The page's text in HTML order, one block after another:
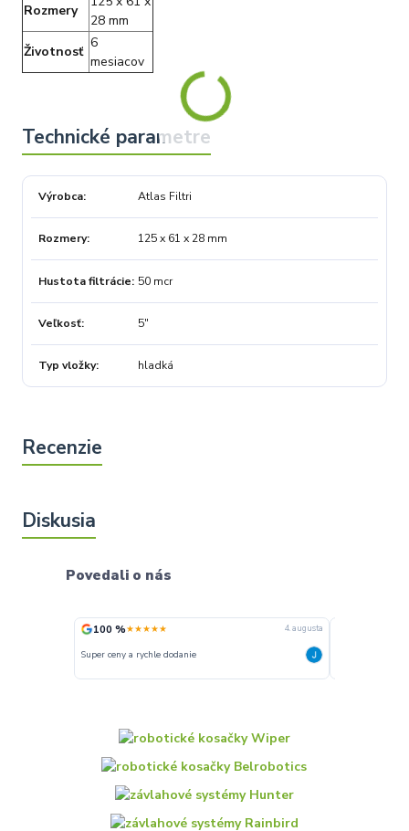
Rozmery
28 mm
Životnosť
6
mesiacov
Výrobca Atlas Filtri
Rozmery 125 x 61 x 28 mm
Hustota filtrácie 50 mcr
Veľkosť 5"
Typ vložky hladká
Povedali o nás
100 %★★★★★ 4. augusta
Super ceny a rychle dodanie